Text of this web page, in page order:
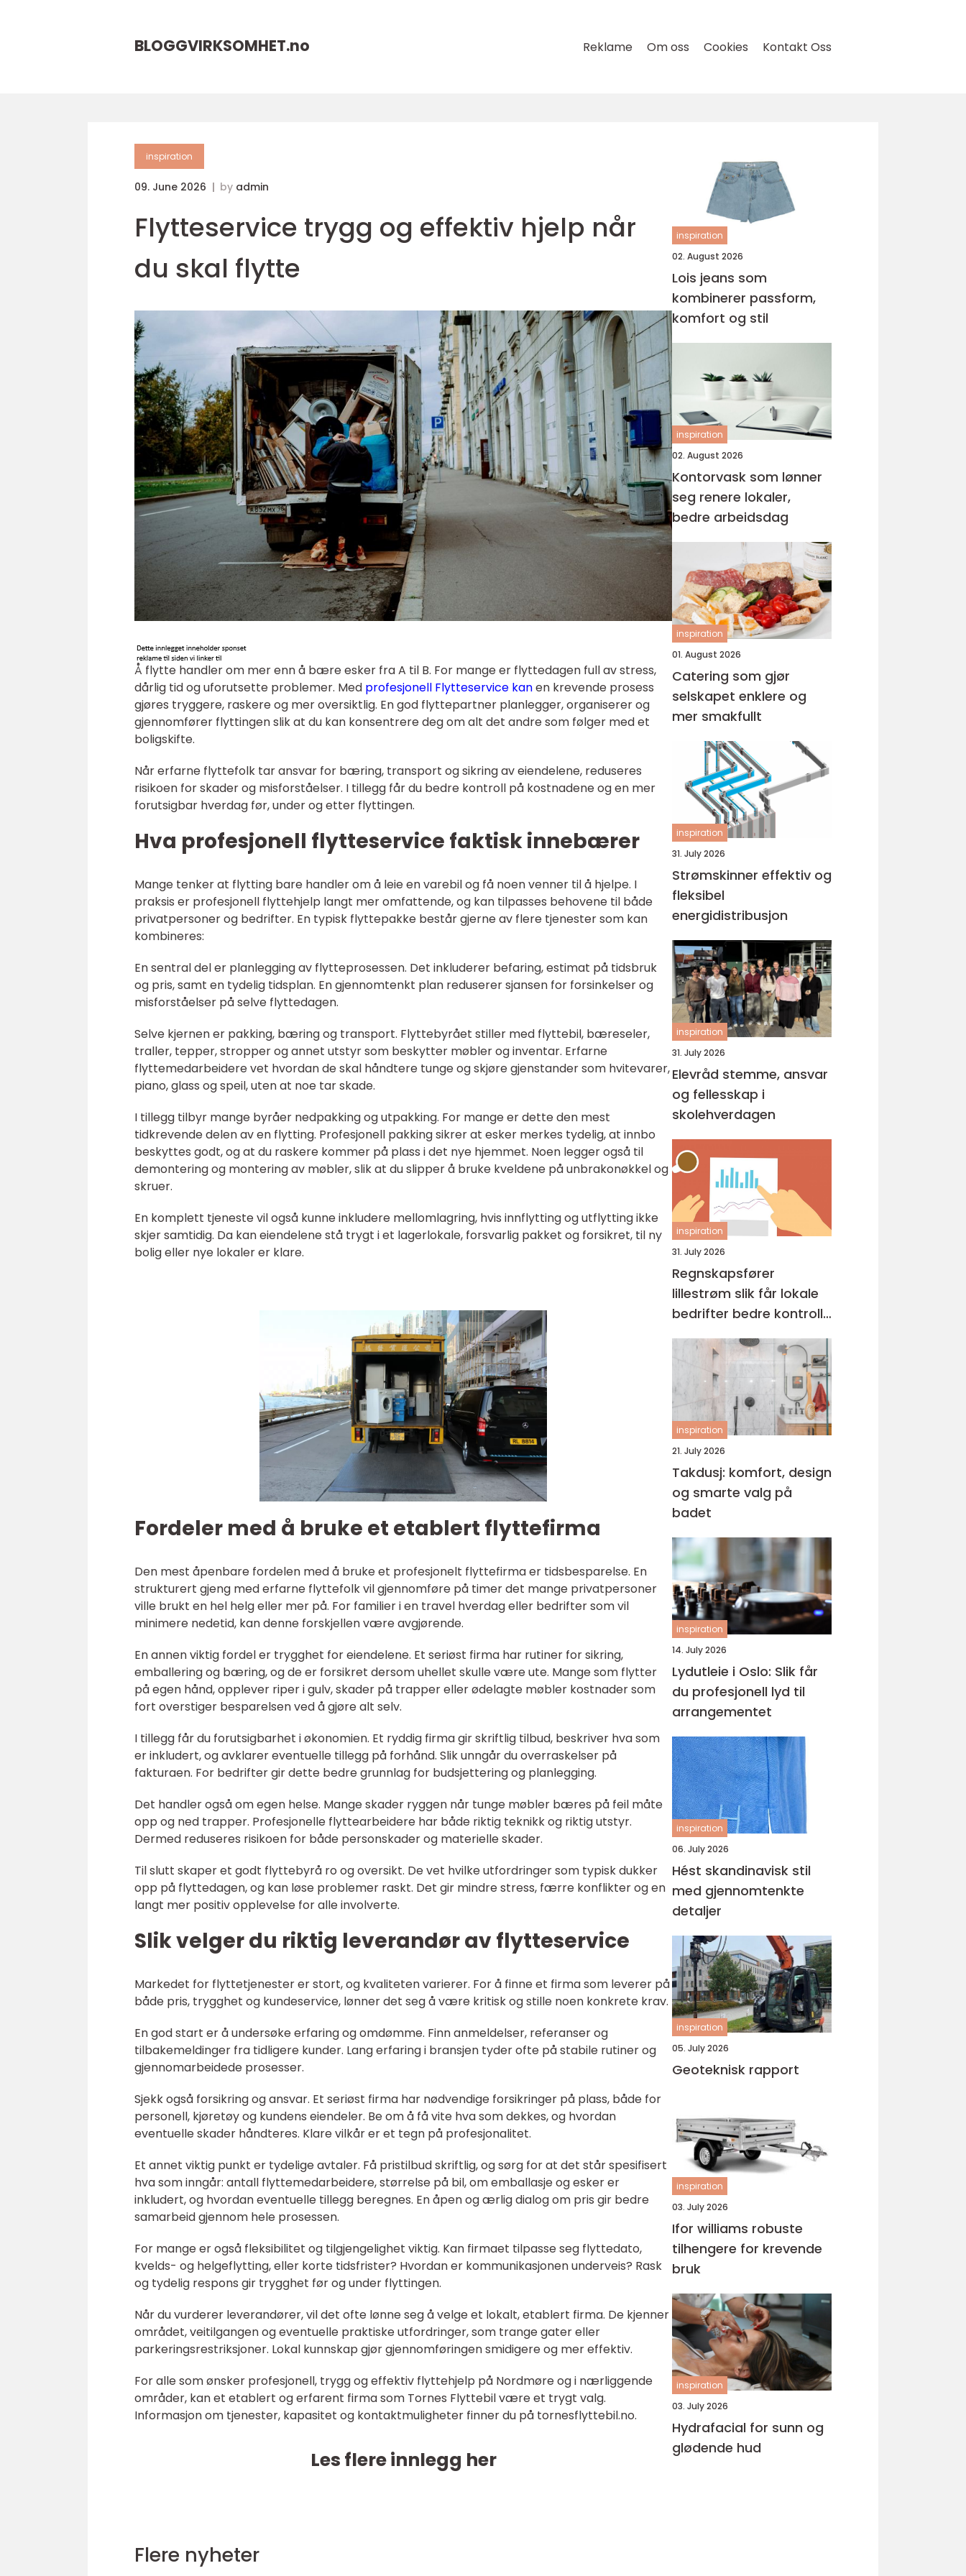
BLOGGVIRKSOMHET.no Reklame Om oss Cookies Kontakt Oss
inspiration
09. June 2026 by admin
Flytteservice trygg og effektiv hjelp når
du skal flytte
Å flytte handler om mer enn å bære esker fra A til B. For mange er flyttedagen full av stress,
dårlig tid og uforutsette problemer. Med profesjonell Flytteservice kanen krevende prosess
gjøres tryggere, raskere og mer oversiktlig. En god flyttepartner planlegger, organiserer og
gjennomfører flyttingen slik at du kan konsentrere deg om alt det andre som følger med et
boligskifte.
Når erfarne flyttefolk tar ansvar for bæring, transport og sikring av eiendelene, reduseres
risikoen for skader og misforståelser. I tillegg får du bedre kontroll på kostnadene og en mer
forutsigbar hverdag før, under og etter flyttingen.
Hva profesjonell flytteservice faktisk innebærer
Mange tenker at flytting bare handler om å leie en varebil og få noen venner til å hjelpe. I
praksis er profesjonell flyttehjelp langt mer omfattende, og kan tilpasses behovene til både
privatpersoner og bedrifter. En typisk flyttepakke består gjerne av flere tjenester som kan
kombineres:
En sentral del er planlegging av flytteprosessen. Det inkluderer befaring, estimat på tidsbruk
og pris, samt en tydelig tidsplan. En gjennomtenkt plan reduserer sjansen for forsinkelser og
misforståelser på selve flyttedagen.
Selve kjernen er pakking, bæring og transport. Flyttebyrået stiller med flyttebil, bæreseler,
traller, tepper, stropper og annet utstyr som beskytter møbler og inventar. Erfarne
flyttemedarbeidere vet hvordan de skal håndtere tunge og skjøre gjenstander som hvitevarer,
piano, glass og speil, uten at noe tar skade.
I tillegg tilbyr mange byråer nedpakking og utpakking. For mange er dette den mest
tidkrevende delen av en flytting. Profesjonell pakking sikrer at esker merkes tydelig, at innbo
beskyttes godt, og at du raskere kommer på plass i det nye hjemmet. Noen legger også til
demontering og montering av møbler, slik at du slipper å bruke kveldene på unbrakonøkkel og
skruer.
En komplett tjeneste vil også kunne inkludere mellomlagring, hvis innflytting og utflytting ikke
skjer samtidig. Da kan eiendelene stå trygt i et lagerlokale, forsvarlig pakket og forsikret, til ny
bolig eller nye lokaler er klare.
Fordeler med å bruke et etablert flyttefirma
Den mest åpenbare fordelen med å bruke et profesjonelt flyttefirma er tidsbesparelse. En
strukturert gjeng med erfarne flyttefolk vil gjennomføre på timer det mange privatpersoner
ville brukt en hel helg eller mer på. For familier i en travel hverdag eller bedrifter som vil
minimere nedetid, kan denne forskjellen være avgjørende.
En annen viktig fordel er trygghet for eiendelene. Et seriøst firma har rutiner for sikring,
emballering og bæring, og de er forsikret dersom uhellet skulle være ute. Mange som flytter
på egen hånd, opplever riper i gulv, skader på trapper eller ødelagte møbler kostnader som
fort overstiger besparelsen ved å gjøre alt selv.
I tillegg får du forutsigbarhet i økonomien. Et ryddig firma gir skriftlig tilbud, beskriver hva som
er inkludert, og avklarer eventuelle tillegg på forhånd. Slik unngår du overraskelser på
fakturaen. For bedrifter gir dette bedre grunnlag for budsjettering og planlegging.
Det handler også om egen helse. Mange skader ryggen når tunge møbler bæres på feil måte
opp og ned trapper. Profesjonelle flyttearbeidere har både riktig teknikk og riktig utstyr.
Dermed reduseres risikoen for både personskader og materielle skader.
Til slutt skaper et godt flyttebyrå ro og oversikt. De vet hvilke utfordringer som typisk dukker
opp på flyttedagen, og kan løse problemer raskt. Det gir mindre stress, færre konflikter og en
langt mer positiv opplevelse for alle involverte.
Slik velger du riktig leverandør av flytteservice
Markedet for flyttetjenester er stort, og kvaliteten varierer. For å finne et firma som leverer på
både pris, trygghet og kundeservice, lønner det seg å være kritisk og stille noen konkrete krav.
En god start er å undersøke erfaring og omdømme. Finn anmeldelser, referanser og
tilbakemeldinger fra tidligere kunder. Lang erfaring i bransjen tyder ofte på stabile rutiner og
gjennomarbeidede prosesser.
Sjekk også forsikring og ansvar. Et seriøst firma har nødvendige forsikringer på plass, både for
personell, kjøretøy og kundens eiendeler. Be om å få vite hva som dekkes, og hvordan
eventuelle skader håndteres. Klare vilkår er et tegn på profesjonalitet.
Et annet viktig punkt er tydelige avtaler. Få pristilbud skriftlig, og sørg for at det står spesifisert
hva som inngår: antall flyttemedarbeidere, størrelse på bil, om emballasje og esker er
inkludert, og hvordan eventuelle tillegg beregnes. En åpen og ærlig dialog om pris gir bedre
samarbeid gjennom hele prosessen.
For mange er også fleksibilitet og tilgjengelighet viktig. Kan firmaet tilpasse seg flyttedato,
kvelds- og helgeflytting, eller korte tidsfrister? Hvordan er kommunikasjonen underveis? Rask
og tydelig respons gir trygghet før og under flyttingen.
Når du vurderer leverandører, vil det ofte lønne seg å velge et lokalt, etablert firma. De kjenner
området, veitilgangen og eventuelle praktiske utfordringer, som trange gater eller
parkeringsrestriksjoner. Lokal kunnskap gjør gjennomføringen smidigere og mer effektiv.
For alle som ønsker profesjonell, trygg og effektiv flyttehjelp på Nordmøre og i nærliggende
områder, kan et etablert og erfarent firma som Tornes Flyttebil være et trygt valg.
Informasjon om tjenester, kapasitet og kontaktmuligheter finner du på tornesflyttebil.no.
Les flere innlegg her
inspiration
02. August 2026
Lois jeans som
kombinerer passform,
komfort og stil
inspiration
02. August 2026
Kontorvask som lønner
seg renere lokaler,
bedre arbeidsdag
inspiration
01. August 2026
Catering som gjør
selskapet enklere og
mer smakfullt
inspiration
31. July 2026
Strømskinner effektiv og
fleksibel
energidistribusjon
inspiration
31. July 2026
Elevråd stemme, ansvar
og fellesskap i
skolehverdagen
inspiration
31. July 2026
Regnskapsfører
lillestrøm slik får lokale
bedrifter bedre kontroll
på økonomien
inspiration
21. July 2026
Takdusj: komfort, design
og smarte valg på
badet
inspiration
14. July 2026
Lydutleie i Oslo: Slik får
du profesjonell lyd til
arrangementet
inspiration
06. July 2026
Hést skandinavisk stil
med gjennomtenkte
detaljer
inspiration
05. July 2026
Geoteknisk rapport
inspiration
03. July 2026
Ifor williams robuste
tilhengere for krevende
bruk
inspiration
03. July 2026
Hydrafacial for sunn og
glødende hud
Flere nyheter